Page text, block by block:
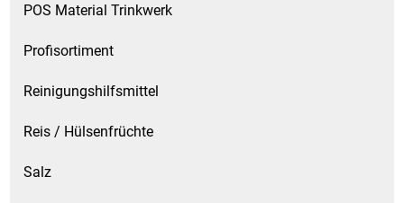
POS Material Trinkwerk
Profisortiment
Reinigungshilfsmittel
Reis / Hülsenfrüchte
Salz